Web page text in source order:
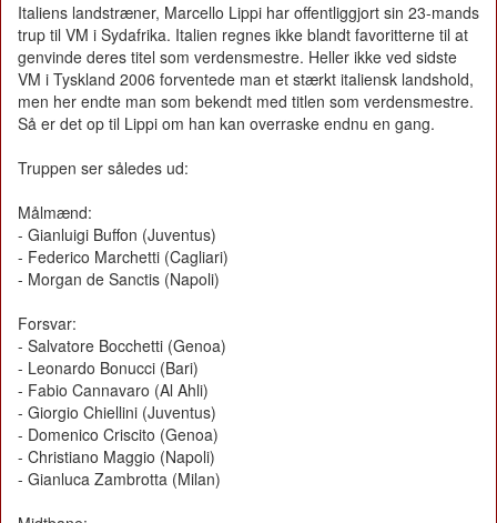
Italiens landstræner, Marcello Lippi har offentliggjort sin 23-mands
trup til VM i Sydafrika. Italien regnes ikke blandt favoritterne til at
genvinde deres titel som verdensmestre. Heller ikke ved sidste
VM i Tyskland 2006 forventede man et stærkt italiensk landshold,
men her endte man som bekendt med titlen som verdensmestre.
Så er det op til Lippi om han kan overraske endnu en gang.
Truppen ser således ud:
Målmænd:
- Gianluigi Buffon (Juventus)
- Federico Marchetti (Cagliari)
- Morgan de Sanctis (Napoli)
Forsvar:
- Salvatore Bocchetti (Genoa)
- Leonardo Bonucci (Bari)
- Fabio Cannavaro (Al Ahli)
- Giorgio Chiellini (Juventus)
- Domenico Criscito (Genoa)
- Christiano Maggio (Napoli)
- Gianluca Zambrotta (Milan)